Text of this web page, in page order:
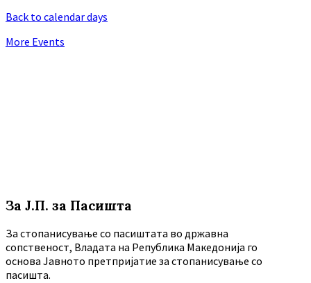
Back to calendar days
More Events
За Ј.П. за Пасишта
За стопанисување со пасиштата во државна
сопственост, Владата на Република Македонија го
основа Јавното претпријатие за стопанисување со
пасишта.